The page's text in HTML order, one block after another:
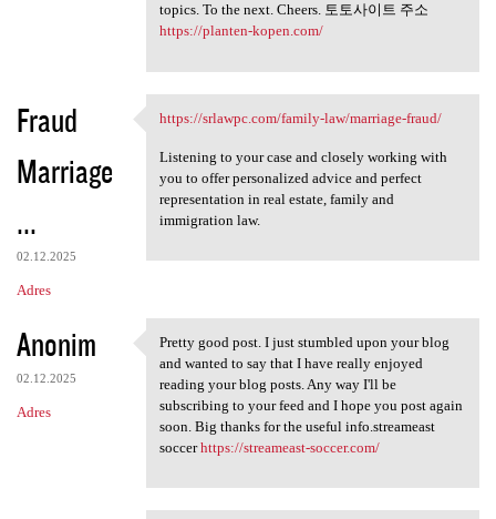
topics. To the next. Cheers. 토토사이트 주소
https://planten-kopen.com/
Fraud
Marriage
...
02.12.2025
Adres
https://srlawpc.com/family
https://srlawpc.com/family-law/marriage-fraud/
Listening to your case and closely working with
you to offer personalized advice and perfect
representation in real estate, family and
immigration law.
Anonim
02.12.2025
Adres
Pretty good post. I just
Pretty good post. I just stumbled upon your blog
and wanted to say that I have really enjoyed
reading your blog posts. Any way I'll be
subscribing to your feed and I hope you post again
soon. Big thanks for the useful info.streameast
soccerhttps://streameast-soccer.com/